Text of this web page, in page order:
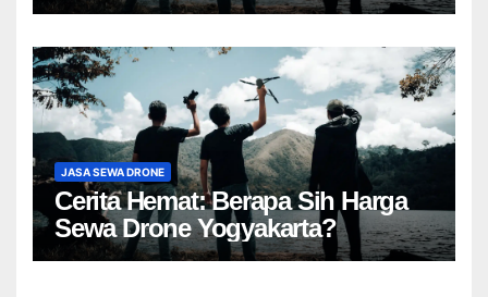
JASA SEWA DRONE
Cerita Hemat: Berapa Sih Harga
Sewa Drone Yogyakarta?